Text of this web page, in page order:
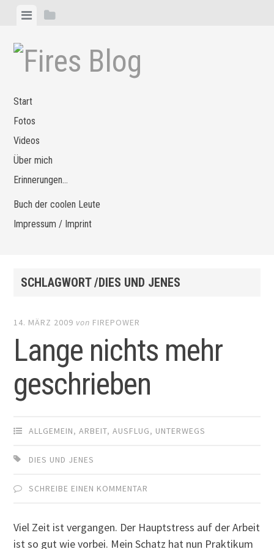
Zum
springen
MenüSeitenleiste
Start
Fotos
Videos
Über mich
Erinnerungen…
Buch der coolen Leute
Impressum / Imprint
SCHLAGWORT /DIES UND JENES
14. MÄRZ 2009 von FIREPOWER
Lange nichts mehr
geschrieben
ALLGEMEIN,ARBEIT,AUSFLUG, UNTERWEGS
DIES UND JENES
SCHREIBE EINEN KOMMENTAR
Viel Zeit ist vergangen. Der Hauptstress auf der Arbeit
ist so gut wie vorbei. Mein Schatz hat nun Praktikum